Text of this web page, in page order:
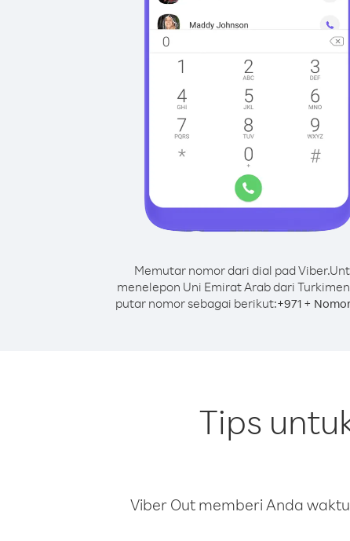
Memutar nomor dari dial pad Viber.
menelepon Uni Emirat Arab dari
putar nomor sebagai berikut:+971+
Tips
Viber Out memberi Anda